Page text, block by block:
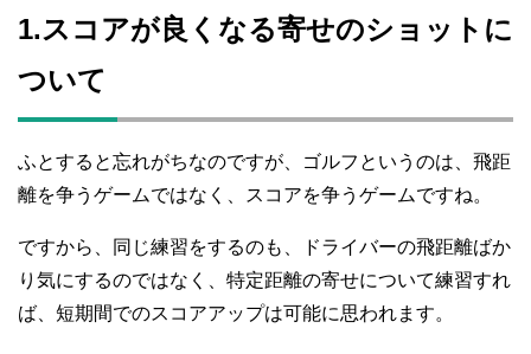
1.スコアが良くなる寄せのショットに
ついて
ふとすると忘れがちなのですが、ゴルフというのは、飛距
離を争うゲームではなく、スコアを争うゲームですね。
ですから、同じ練習をするのも、ドライバーの飛距離ばか
り気にするのではなく、特定距離の寄せについて練習すれ
ば、短期間でのスコアアップは可能に思われます。